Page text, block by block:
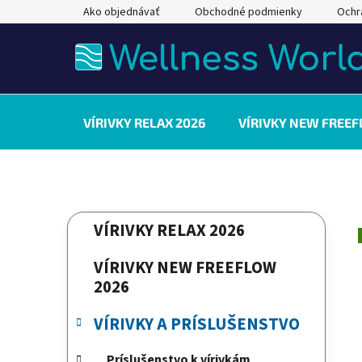
na
Ako objednávať Obchodné podmienky
VÍRIVKY RELAX 2026 VÍRIVKY NEW
B
p
Preskočiť
kategórie
K
r
VÍRIVKY RELAX 2026
VÍRIVKY NEW FREEFLOW
2026
VÍRIVKY A PRÍSLUŠENSTVO